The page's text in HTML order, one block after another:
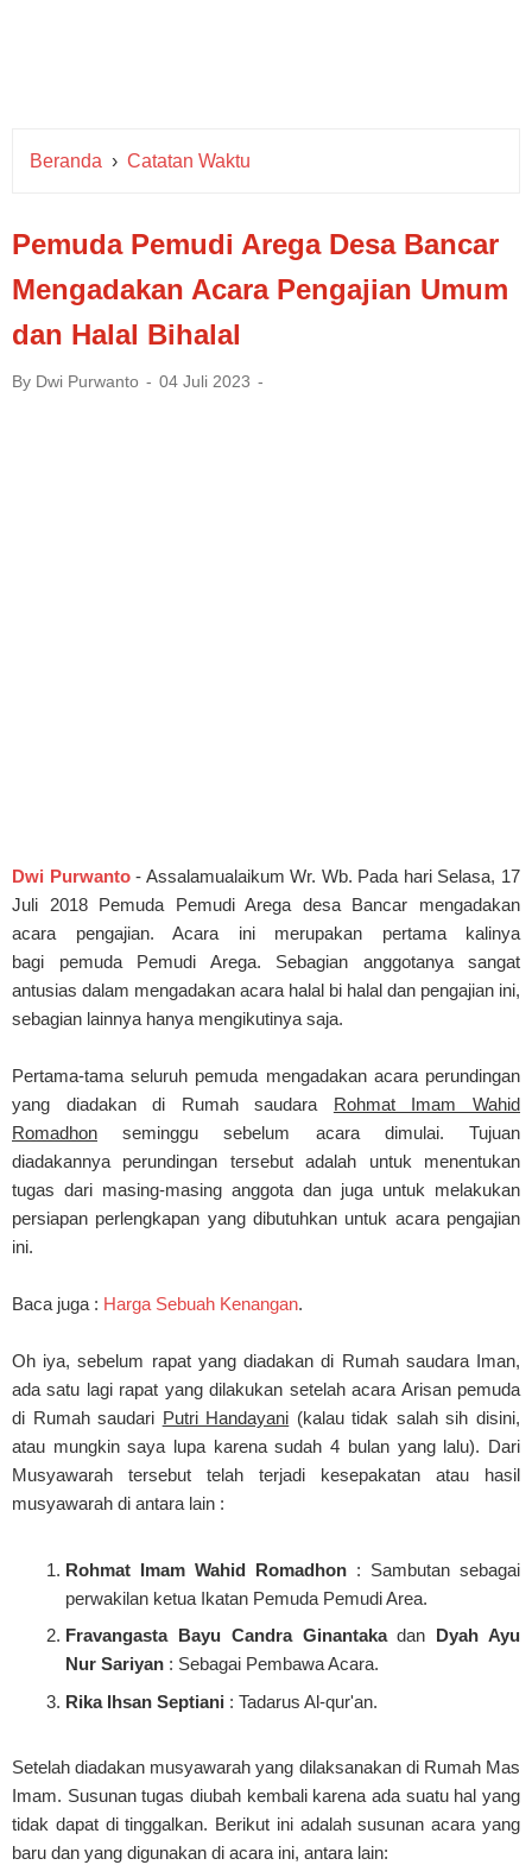
Beranda › Catatan Waktu
Pemuda Pemudi Arega Desa Bancar
Mengadakan Acara Pengajian Umum
dan Halal Bihalal
By Dwi Purwanto 04 Juli 2023
Dwi Purwanto- Assalamualaikum Wr. Wb. Pada hari Selasa, 17
Juli 2018 Pemuda Pemudi Arega desa Bancar mengadakan
acara pengajian. Acara ini merupakan pertama kalinya
bagi pemuda Pemudi Arega. Sebagian anggotanya sangat
antusias dalam mengadakan acara halal bi halal dan pengajian ini,
sebagian lainnya hanya mengikutinya saja.
Pertama-tama seluruh pemuda mengadakan acara perundingan
yang diadakan di Rumah saudara Rohmat Imam Wahid
Romadhon seminggu sebelum acara dimulai. Tujuan
diadakannya perundingan tersebut adalah untuk menentukan
tugas dari masing-masing anggota dan juga untuk melakukan
persiapan perlengkapan yang dibutuhkan untuk acara pengajian
ini.
Baca juga : Harga Sebuah Kenangan.
Oh iya, sebelum rapat yang diadakan di Rumah saudara Iman,
ada satu lagi rapat yang dilakukan setelah acara Arisan pemuda
di Rumah saudari Putri Handayani (kalau tidak salah sih disini,
atau mungkin saya lupa karena sudah 4 bulan yang lalu). Dari
Musyawarah tersebut telah terjadi kesepakatan atau hasil
musyawarah di antara lain :
Rohmat Imam Wahid Romadhon : Sambutan sebagai
perwakilan ketua Ikatan Pemuda Pemudi Area.
Fravangasta Bayu Candra Ginantakadan Dyah Ayu
Nur Sariyan : Sebagai Pembawa Acara.
Rika Ihsan Septiani : Tadarus Al-qur'an.
Setelah diadakan musyawarah yang dilaksanakan di Rumah Mas
Imam. Susunan tugas diubah kembali karena ada suatu hal yang
tidak dapat di tinggalkan. Berikut ini adalah susunan acara yang
baru dan yang digunakan di acara ini, antara lain: